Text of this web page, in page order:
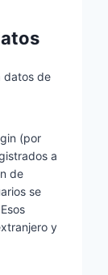
datos de
(por
a
de
se
y